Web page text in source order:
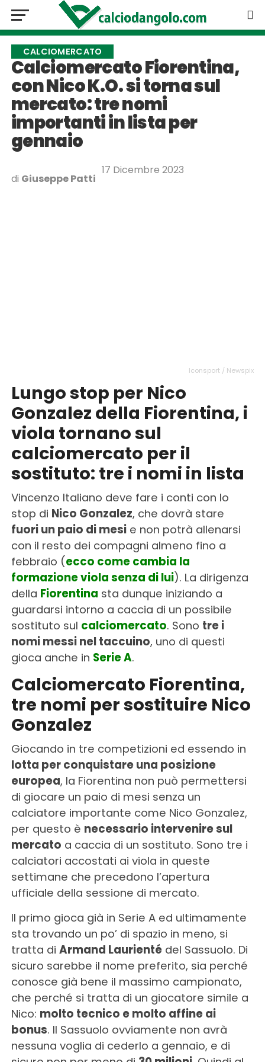
CALCIOMERCATO
Calciomercato Fiorentina,
con Nico K.O. si torna sul
mercato: tre nomi
importanti in lista per
gennaio
di Giuseppe Patti
17 Dicembre 2023
Iconsport / Newspix
Lungo stop per Nico
Gonzalez della Fiorentina, i
viola tornano sul
calciomercato per il
sostituto: tre i nomi in lista
Vincenzo Italiano deve fare i conti con lo
stop di Nico Gonzalez, che dovrà stare
fuori un paio di mesie non potrà allenarsi
con il resto dei compagni almeno fino a
febbraio (ecco come cambia la
formazione viola senza di lui). La dirigenza
della Fiorentina sta dunque iniziando a
guardarsi intorno a caccia di un possibile
sostituto sul calciomercato. Sono tre i
nomi messi nel taccuino, uno di questi
gioca anche in Serie A.
Calciomercato Fiorentina,
tre nomi per sostituire Nico
Gonzalez
Giocando in tre competizioni ed essendo in
lotta per conquistare una posizione
europea, la Fiorentina non può permettersi
di giocare un paio di mesi senza un
calciatore importante come Nico Gonzalez,
per questo è necessario intervenire sul
mercato a caccia di un sostituto. Sono tre i
calciatori accostati ai viola in queste
settimane che precedono l’apertura
ufficiale della sessione di mercato.
Il primo gioca già in Serie A ed ultimamente
sta trovando un po’ di spazio in meno, si
tratta di Armand Laurientédel Sassuolo. Di
sicuro sarebbe il nome preferito, sia perché
conosce già bene il massimo campionato,
che perché si tratta di un giocatore simile a
Nico: molto tecnico e molto affine ai
bonus. Il Sassuolo ovviamente non avrà
nessuna voglia di cederlo a gennaio, e di